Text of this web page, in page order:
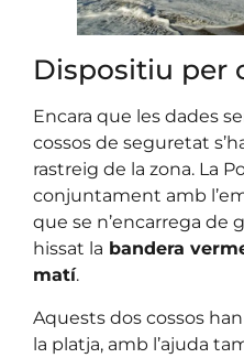
Dispositiu per
Encara que les dades
cossos de seguretat
rastreig de la zona. La
conjuntament amb
que se n’encarrega de
hissat la bandera
matí.
Aquests dos cossos
la platja, amb l’ajuda